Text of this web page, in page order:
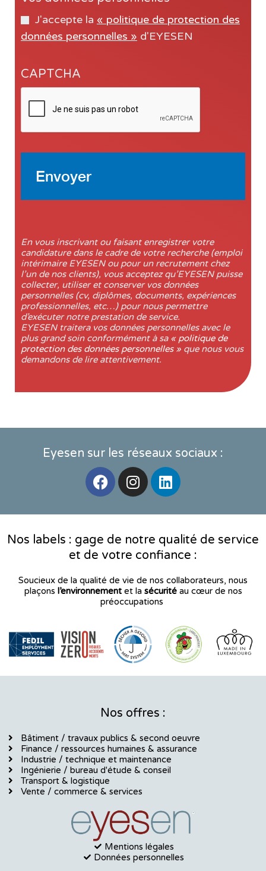
J'accepte la « politique de protection des
données personnelles » d'EYESEN
CAPTCHA
En vous inscrivant ou faisant enregistrer votre
candidature dans le cadre de votre recherche (emploi
intérimaire EYESEN ou pour un recrutement chez
l’un de nos clients), vous acceptez qu’EYESEN puisse
collecter, utiliser et conserver vos données
personnelles (cv, diplômes, documents, expériences
professionnelles, etc…) pour nous permettre
d’exécuter notre prestation de service.
EYESEN traitera vos données personnelles avec le
plus grand soin conformément à sa « politique de
protection des données personnelles » que nous vous
demandons de lire attentivement.
Eyesen sur les réseaux sociaux :
F
a
e
b
o
o
k
I
n
t
a
g
r
a
m
L
i
k
e
d
i
n
Nos labels : gage de notre qualité de service
et de votre confiance :
Soucieux de la qualité de vie de nos collaborateurs, nous
plaçons l’environnement et la sécuritéau cœur de nos
préoccupations
Nos offres :
Bâtiment / travaux publics & second oeuvre
Finance / ressources humaines & assurance
Industrie / technique et maintenance
Ingénierie / bureau d'étude & conseil
Transport & logistique
Vente / commerce & services
Mentions légales
Données personnelles